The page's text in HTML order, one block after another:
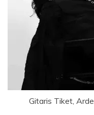
Gitaris Tiket,